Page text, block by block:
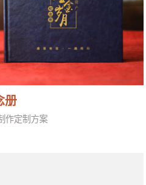
册
作定制方案